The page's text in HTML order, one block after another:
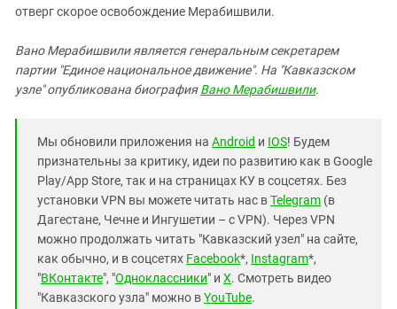
отверг скорое освобождение Мерабишвили.
Вано Мерабишвили является генеральным секретарем
партии "Единое национальное движение". На "Кавказском
узле" опубликована биография Вано Мерабишвили.
Мы обновили приложения на Android и IOS! Будем
признательны за критику, идеи по развитию как в Google
Play/App Store, так и на страницах КУ в соцсетях. Без
установки VPN вы можете читать нас вTelegram (в
Дагестане, Чечне и Ингушетии – с VPN). Через VPN
можно продолжать читать "Кавказский узел" на сайте,
как обычно, и в соцсетях Facebook*, Instagram*,
"ВКонтакте", "Одноклассники" и X. Смотреть видео
"Кавказского узла" можно вYouTube.